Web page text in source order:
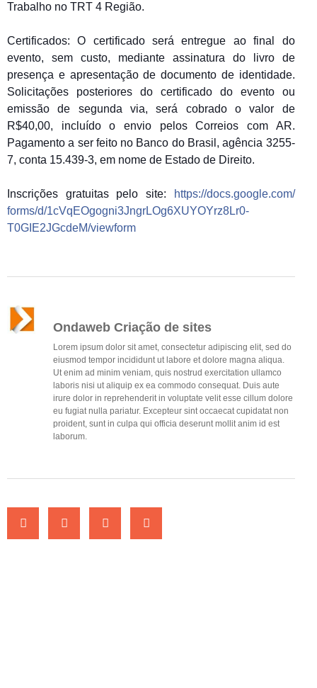
Trabalho no TRT 4 Região.
Certificados: O certificado será entregue ao final do
evento, sem custo, mediante assinatura do livro de
presença e apresentação de documento de identidade.
Solicitações posteriores do certificado do evento ou
emissão de segunda via, será cobrado o valor de
R$40,00, incluído o envio pelos Correios com AR.
Pagamento a ser feito no Banco do Brasil, agência 3255-
7, conta 15.439-3, em nome de Estado de Direito.
Inscrições gratuitas pelo site:
https://docs.google.com/
forms/d/1cVqEOgogni3JngrLOg6XUYOYrz8Lr0-
T0GIE2JGcdeM/viewform
Ondaweb Criação de sites
Lorem ipsum dolor sit amet, consectetur adipiscing elit, sed do
eiusmod tempor incididunt ut labore et dolore magna aliqua.
Ut enim ad minim veniam, quis nostrud exercitation ullamco
laboris nisi ut aliquip ex ea commodo consequat. Duis aute
irure dolor in reprehenderit in voluptate velit esse cillum dolore
eu fugiat nulla pariatur. Excepteur sint occaecat cupidatat non
proident, sunt in culpa qui officia deserunt mollit anim id est
laborum.